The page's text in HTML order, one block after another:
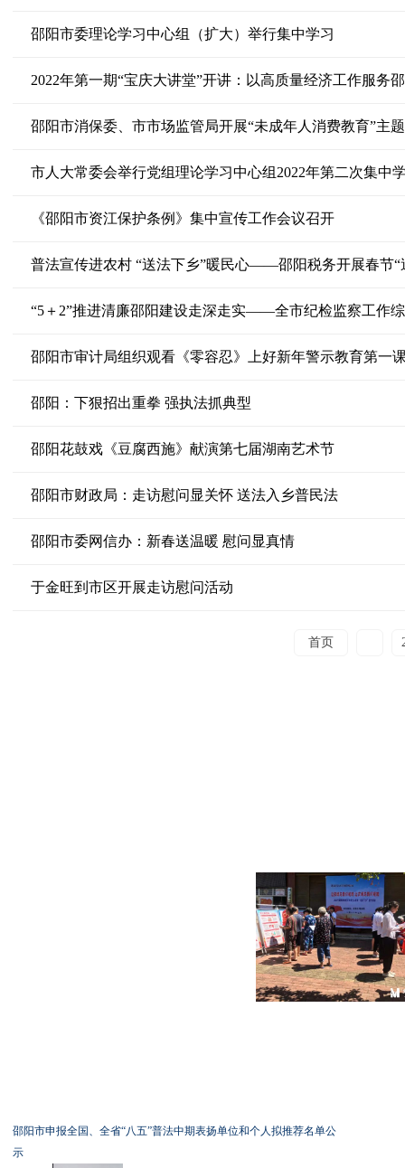
邵阳市委理论学习中心组（扩大）举行集中学习
2022年第一期“宝庆大讲堂”开讲：以高质量经济工作服务
邵阳市消保委、市市场监管局开展“未成年人消费教育”主
市人大常委会举行党组理论学习中心组2022年第二次集中
《邵阳市资江保护条例》集中宣传工作会议召开
普法宣传进农村 “送法下乡”暖民心——邵阳税务开展春节“
“5＋2”推进清廉邵阳建设走深走实——全市纪检监察工作
邵阳市审计局组织观看《零容忍》上好新年警示教育第一
邵阳：下狠招出重拳 强执法抓典型
邵阳花鼓戏《豆腐西施》献演第七届湖南艺术节
邵阳市财政局：走访慰问显关怀 送法入乡普民法
邵阳市委网信办：新春送温暖 慰问显真情
于金旺到市区开展走访慰问活动
首页
邵阳市申报全国、全省“八五”普法中期表扬单位和个人拟推荐名单公
示